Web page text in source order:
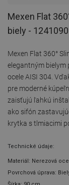
Mexen Flat
biely - 1241090
Mexen Flat 360°
elegantným bielym
ocele AISI 304.
pre moderné
zaisťujú ľahkú
ako sifón
krytka s tlmiacimi
Technické údaje:
Materiál: Nerezová
Povrchová úprava: